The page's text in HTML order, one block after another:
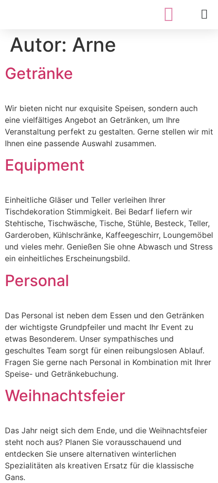
Autor: Arne
Getränke
Wir bieten nicht nur exquisite Speisen, sondern auch
eine vielfältiges Angebot an Getränken, um Ihre
Veranstaltung perfekt zu gestalten. Gerne stellen wir mit
Ihnen eine passende Auswahl zusammen.
Equipment
Einheitliche Gläser und Teller verleihen Ihrer
Tischdekoration Stimmigkeit. Bei Bedarf liefern wir
Stehtische, Tischwäsche, Tische, Stühle, Besteck, Teller,
Garderoben, Kühlschränke, Kaffeegeschirr, Loungemöbel
und vieles mehr. Genießen Sie ohne Abwasch und Stress
ein einheitliches Erscheinungsbild.
Personal
Das Personal ist neben dem Essen und den Getränken
der wichtigste Grundpfeiler und macht Ihr Event zu
etwas Besonderem. Unser sympathisches und
geschultes Team sorgt für einen reibungslosen Ablauf.
Fragen Sie gerne nach Personal in Kombination mit Ihrer
Speise- und Getränkebuchung.
Weihnachtsfeier
Das Jahr neigt sich dem Ende, und die Weihnachtsfeier
steht noch aus? Planen Sie vorausschauend und
entdecken Sie unsere alternativen winterlichen
Spezialitäten als kreativen Ersatz für die klassische
Gans.